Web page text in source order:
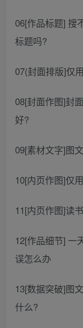
06[作品标题] 搜
标题吗?
07(封面排版]仅
08[封面作图]封
好?
09[素材文字]图
10[内页作图]仅
11[内页作图]读
12[作品细节] 一
误怎么办
13[数据突破]图
什么?